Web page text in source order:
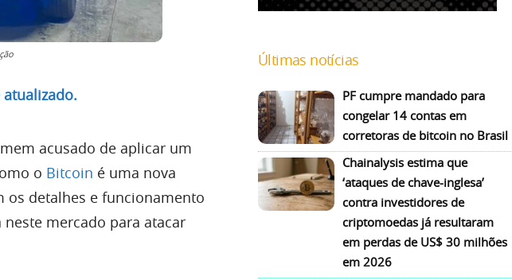
atualizado.
acusado de aplicar um
o Bitcoin é uma nova
os detalhes e funcionamento
mercado para atacar
Últimas notícias
PF cumpre mandado para
congelar 14 contas em
corretoras de bitcoin no Brasil
Chainalysis estima que
‘ataques de chave-inglesa’
contra investidores de
criptomoedas já resultaram
em perdas de US$ 30 milhões
em 2026